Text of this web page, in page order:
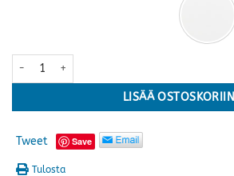
Lilja ovikaappi nro 1 · useita värejä määrä
LISÄÄ OSTOSKORIIN
Tweet Save
Tulosta